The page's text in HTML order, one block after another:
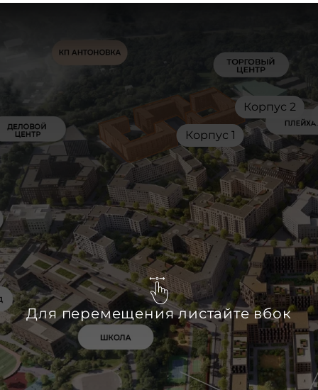
Корпус 1
Корпус 2
Для перемещения листайте вбок